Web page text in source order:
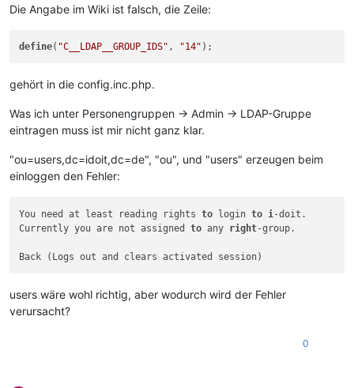
Die Angabe im Wiki ist falsch, die Zeile:
define( "C__LDAP__GROUP_IDS" , "14"
gehört in die config.inc.php.
Was ich unter Personengruppen -> Admin -> LDAP-Gruppe
eintragen muss ist mir nicht ganz klar.
"ou=users,dc=idoit,dc=de", "ou", und "users" erzeugen beim
einloggen den Fehler:
You need at least reading rights to login to i -doit.
Currently you are not assigned to any right-group.
users wäre wohl richtig, aber wodurch wird der Fehler
verursacht?
0